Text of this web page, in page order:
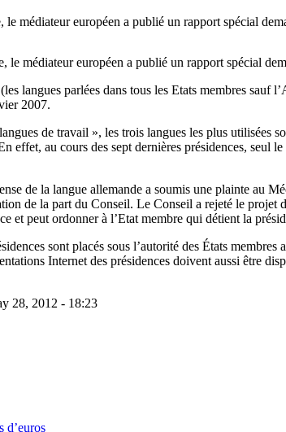
médiateur européen a publié un rapport spécial
le médiateur européen a publié un rapport spécial
langues parlées dans tous les Etats membres
2007.
de travail », les trois langues les plus
effet, au cours des sept dernières présidences,
de la langue allemande a soumis une plainte au
de la part du Conseil. Le Conseil a rejeté le
et peut ordonner à l’Etat membre qui détient la
sont placés sous l’autorité des États
Internet des présidences doivent aussi être
28, 2012 - 18:23
d’euros